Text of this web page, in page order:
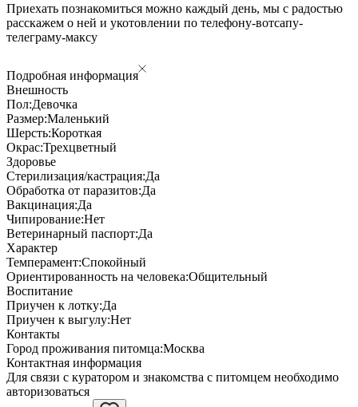
Приехать познакомиться можно каждый день, мы с радостью
расскажем о ней и укотовлении по телефону-вотсапу-
телеграму-максу
Подробная информация
Внешность
Пол:Девочка
Размер:Маленький
Шерсть:Короткая
Окрас:Трехцветный
Здоровье
Стерилизация/кастрация:Да
Обработка от паразитов:Да
Вакцинация:Да
Чипирование:Нет
Ветеринарный паспорт:Да
Характер
Темперамент:Спокойный
Ориентированность на человека:Общительный
Воспитание
Приучен к лотку:Да
Приучен к выгулу:Нет
Контакты
Город проживания питомца:Москва
Контактная информация
Для связи с куратором и знакомства с питомцем необходимо
авторизоваться